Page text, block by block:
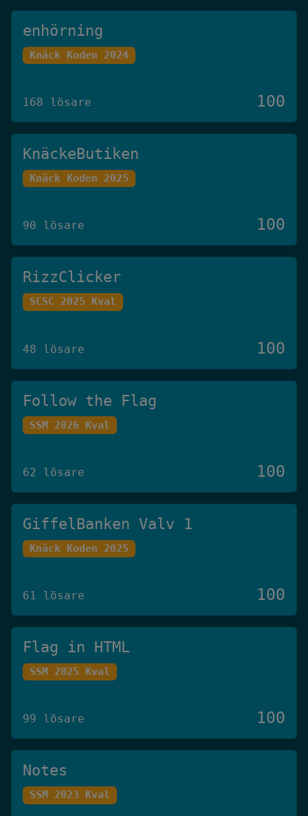
enhörning
Knäck Koden 2024
168 lösare 100
KnäckeButiken
Knäck Koden 2025
90 lösare 100
RizzClicker
SCSC 2025 Kval
48 lösare 100
Follow the Flag
SSM 2026 Kval
62 lösare 100
GiffelBanken Valv 1
Knäck Koden 2025
61 lösare 100
Flag in HTML
SSM 2025 Kval
99 lösare 100
Notes
SSM 2023 Kval